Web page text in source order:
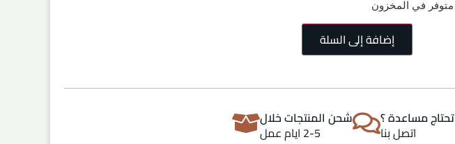
إضافة إلى السلة
تحتاج مساعدة ؟
اتصل بنا
شحن المنتجات خلال
2-5 ايام عمل